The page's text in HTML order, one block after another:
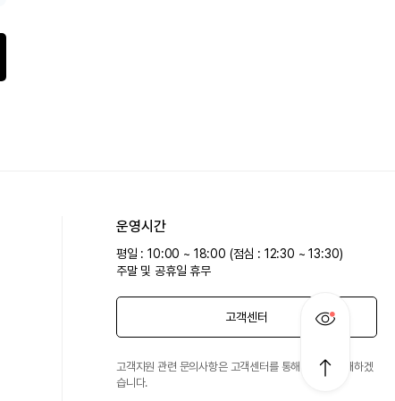
운영시간
평일 : 10:00 ~ 18:00 (점심 : 12:30 ~ 13:30)
주말 및 공휴일 휴무
고객센터
고객지원 관련 문의사항은 고객센터를 통해 친절히 안내하겠
습니다.